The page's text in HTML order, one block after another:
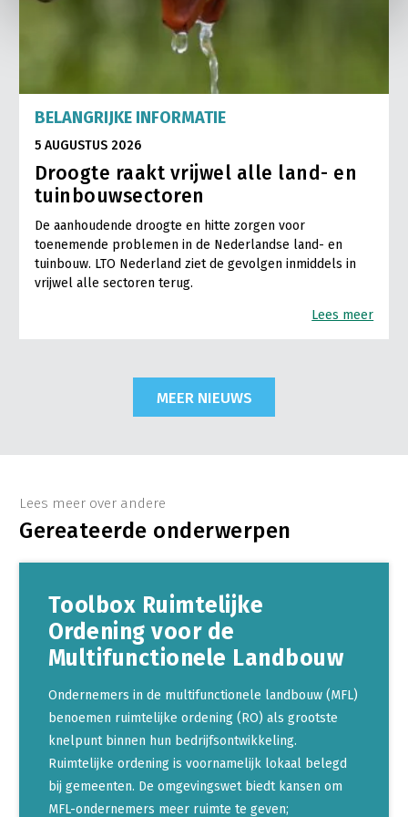
BELANGRIJKE INFORMATIE
5 AUGUSTUS 2026
Droogte raakt vrijwel alle land- en
tuinbouwsectoren
De aanhoudende droogte en hitte zorgen voor
toenemende problemen in de Nederlandse land- en
tuinbouw. LTO Nederland ziet de gevolgen inmiddels in
vrijwel alle sectoren terug.
Lees meer
MEER NIEUWS
Lees meer over andere
Gereateerde onderwerpen
Toolbox Ruimtelijke
Ordening voor de
Multifunctionele Landbouw
Ondernemers in de multifunctionele landbouw (MFL)
benoemen ruimtelijke ordening (RO) als grootste
knelpunt binnen hun bedrijfsontwikkeling.
Ruimtelijke ordening is voornamelijk lokaal belegd
bij gemeenten. De omgevingswet biedt kansen om
MFL-ondernemers meer ruimte te geven;